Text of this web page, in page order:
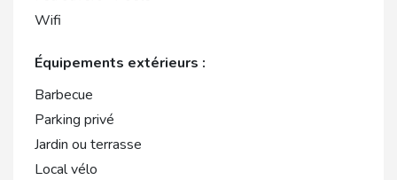
Wifi
Équipements extérieurs :
Barbecue
Parking privé
Jardin ou terrasse
Local vélo